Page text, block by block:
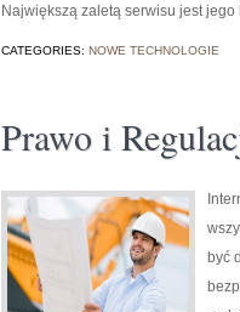
Największą zaletą serwisu jest
CATEGORIES: NOWE TECHNOLOGIE
Prawo i
być